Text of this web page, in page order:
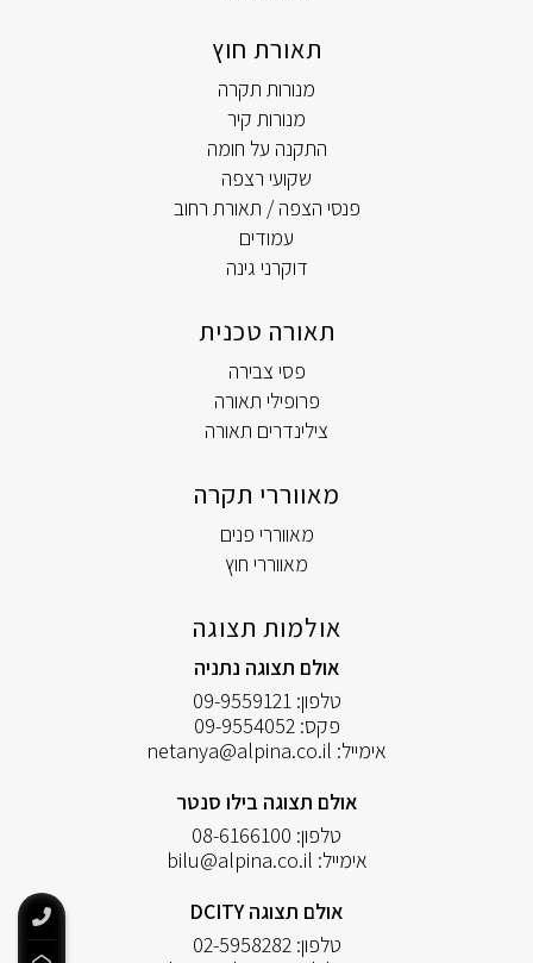
תאורת חוץ
מנורות תקרה
מנורות קיר
התקנה על חומה
שקועי רצפה
פנסי הצפה / תאורת רחוב
עמודים
דוקרני גינה
תאורה טכנית
פסי צבירה
פרופילי תאורה
צילינדרים תאורה
מאווררי תקרה
מאווררי פנים
מאווררי חוץ
אולמות תצוגה
אולם תצוגה נתניה
טלפון:09-9559121
פקס:09-9554052
אימייל: netanya@alpina.co.il
אולם תצוגה בילו סנטר
טלפון: 08-6166100
אימייל: bilu@alpina.co.il
אולם תצוגה DCITY
טלפון:02-5958282